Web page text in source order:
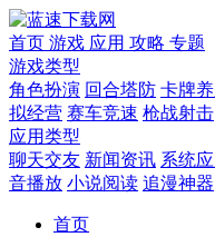
首页 游戏 应用 攻略 专题
游戏类型
角色扮演 回合塔防 卡牌
拟经营 赛车竞速 枪战射击
应用类型
聊天交友 新闻资讯 系统应
音播放 小说阅读 追漫神器
首页